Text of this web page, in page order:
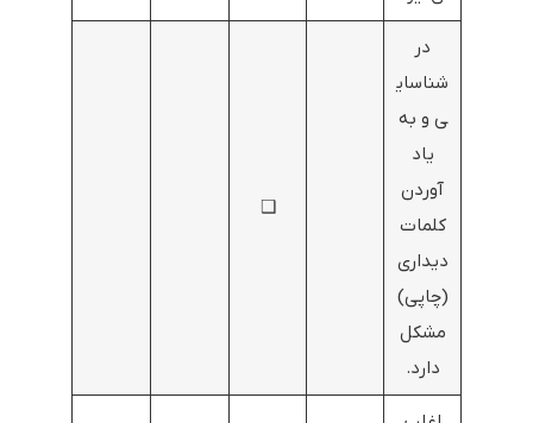
در
شناسای
ی و به
یاد
آوردن
کلمات
دیداری
(چاپی)
مشکل
دارد.
❑